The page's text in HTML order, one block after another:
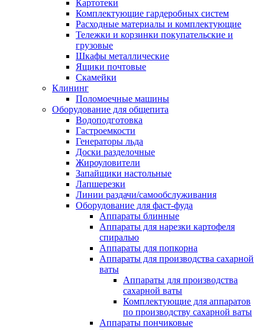
Картотеки
Комплектующие гардеробных систем
Расходные материалы и комплектующие
Тележки и корзинки покупательские и
грузовые
Шкафы металлические
Ящики почтовые
Скамейки
Клининг
Поломоечные машины
Оборудование для общепита
Водоподготовка
Гастроемкости
Генераторы льда
Доски разделочные
Жироуловители
Запайщики настольные
Лапшерезки
Линии раздачи/самообслуживания
Оборудование для фаст-фуда
Аппараты блинные
Аппараты для нарезки картофеля
спиралью
Аппараты для попкорна
Аппараты для производства сахарной
ваты
Аппараты для производства
сахарной ваты
Комплектующие для аппаратов
по производству сахарной ваты
Аппараты пончиковые